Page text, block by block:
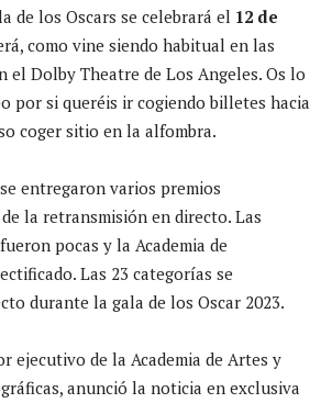
de los Oscars se celebrará el 12 de
como vine siendo habitual en las
el Dolby Theatre de Los Angeles. Os lo
por si queréis ir cogiendo billetes hacia
coger sitio en la alfombra.
entregaron varios premios
la retransmisión en directo. Las
pocas y la Academia de
Las 23 categorías se
durante la gala de los Oscar 2023.
ejecutivo de la Academia de Artes y
anunció la noticia en exclusiva